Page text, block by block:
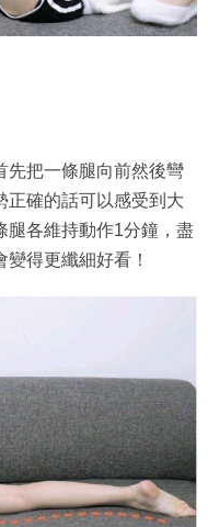
先把一條腿向前然後彎
正確的話可以感受到大
腿各維持動作1分鐘，盡
得更纖細好看！